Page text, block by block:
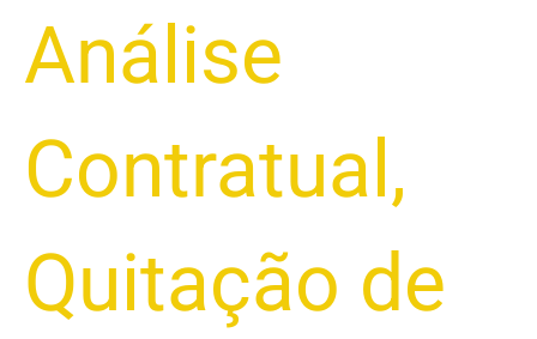
Análise
Contratual ,
Quitação de